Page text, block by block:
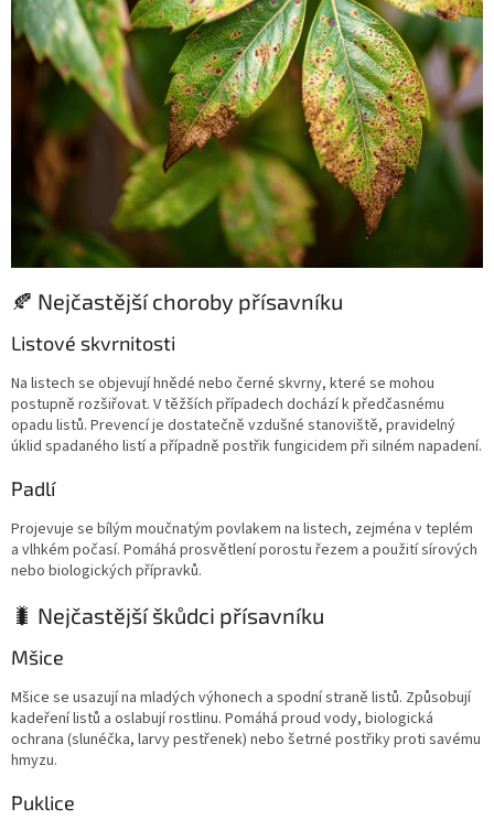
🍂 Nejčastější choroby přísavníku
Listové skvrnitosti
Na listech se objevují hnědé nebo černé skvrny, které se mohou
postupně rozšiřovat. V těžších případech dochází k předčasnému
opadu listů. Prevencí je dostatečně vzdušné stanoviště, pravidelný
úklid spadaného listí a případně postřik fungicidem při silném napadení.
Padlí
Projevuje se bílým moučnatým povlakem na listech, zejména v teplém
a vlhkém počasí. Pomáhá prosvětlení porostu řezem a použití sírových
nebo biologických přípravků.
🐛 Nejčastější škůdci přísavníku
Mšice
Mšice se usazují na mladých výhonech a spodní straně listů. Způsobují
kadeření listů a oslabují rostlinu. Pomáhá proud vody, biologická
ochrana (slunéčka, larvy pestřenek) nebo šetrné postřiky proti savému
hmyzu.
Puklice